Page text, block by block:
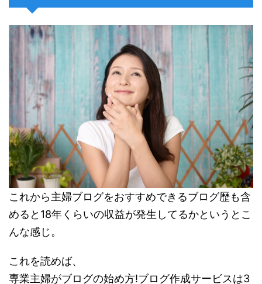
これから主婦ブログをおすすめできるブログ歴も含
めると18年くらいの収益が発生してるかというとこ
んな感じ。
これを読めば、
専業主婦がブログの始め方!ブログ作成サービスは3